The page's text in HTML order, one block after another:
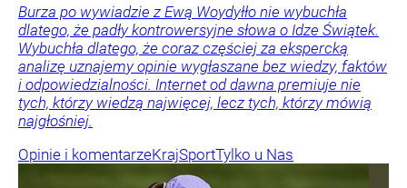
Burza po wywiadzie z Ewą Woydyłło nie wybuchła
dlatego, że padły kontrowersyjne słowa o Idze Świątek.
Wybuchła dlatego, że coraz częściej za ekspercką
analizę uznajemy opinie wygłaszane bez wiedzy, faktów
i odpowiedzialności. Internet od dawna premiuje nie
tych, którzy wiedzą najwięcej, lecz tych, którzy mówią
najgłośniej.
Opinie i komentarzeKrajSportTylko u Nas